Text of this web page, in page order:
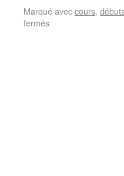
Marqué aveccours,
fermés